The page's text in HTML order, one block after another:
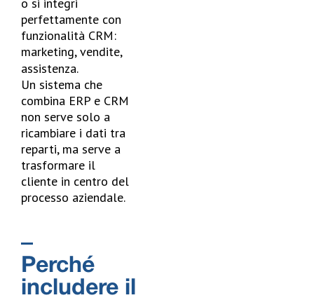
perfettamente con
funzionalità CRM:
marketing, vendite,
assistenza.
Un sistema che
combina ERP e CRM
non serve solo a
ricambiare i dati tra
reparti, ma serve a
trasformare il
cliente in centro del
processo aziendale.
Perché
includere il